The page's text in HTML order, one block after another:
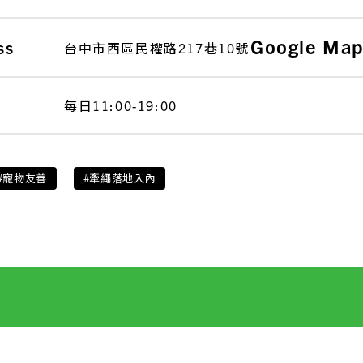
台中市西區民權路217巷10號 Google
每日11:00-19:00
寵物友善 #牽繩落地入內